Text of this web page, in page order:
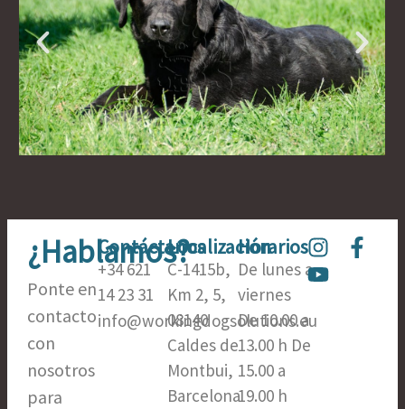
¿Hablamos?
Ponte en
contacto
con
nosotros
para
Contáctanos
+34 621
14 23 31
info@workingdogsolutions.eu
Localización
C-1415b,
Km 2, 5,
08140
Caldes de
Montbui,
Barcelona​
Horarios
De lunes a
viernes
De 10.00 a
13.00 h De
15.00 a
19.00 h
I
n
s
F
a
Y
o
u